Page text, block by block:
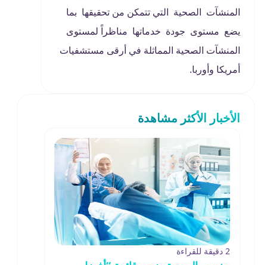
المنشآت الصحية التي تتمكن من تحقيقها بما
يضع مستوى جودة خدماتها مناظراً لمستوى
المنشآت الصحية المماثلة في أرقى مستشفيات
أمريكا وأوربا.
الأخبار الأكثر مشاهدة
2 دقيقة للقراءة